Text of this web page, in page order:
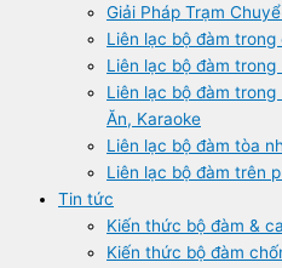
Giải Pháp Trạm
Liên lạc bộ đàm
Liên lạc bộ đàm trong
Liên lạc bộ đàm trong
Ăn, Karaoke
Liên lạc bộ đàm tòa
Liên lạc bộ đàm trên
Tin tức
Kiến thức bộ đàm &
Kiến thức bộ đàm